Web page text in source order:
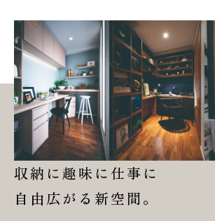
収納に趣味に仕事に
自由広がる新空間。